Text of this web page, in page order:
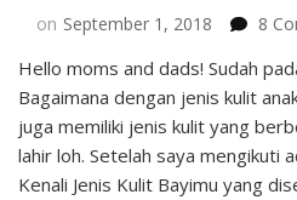
on September 1, 2018 8
Hello moms and dads! Sudah
Bagaimana dengan jenis kulit
juga memiliki jenis kulit yang
lahir loh. Setelah saya mengikuti
Kenali Jenis Kulit Bayimu yang